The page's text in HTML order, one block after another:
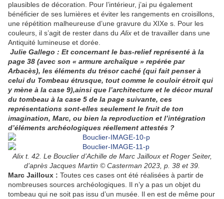
plausibles de décoration. Pour l’intérieur, j’ai pu également
bénéficier de ses lumières et éviter les rangements en croisillons,
une répétition malheureuse d’une gravure du XIXe s. Pour les
couleurs, il s’agit de rester dans du Alix et de travailler dans une
Antiquité lumineuse et dorée.
Julie Gallego : Et concernant le bas-relief représenté à la
page 38 (avec son « armure archaïque » repérée par
Arbacès), les éléments du trésor caché (qui fait penser à
celui du Tombeau étrusque, tout comme le couloir étroit qui
y mène à la case 9),ainsi que l’architecture et le décor mural
du tombeau à la case 5 de la page suivante, ces
représentations sont-elles seulement le fruit de ton
imagination, Marc, ou bien la reproduction et l’intégration
d’éléments archéologiques réellement attestés ?
Alix t. 42. Le Bouclier d’Achille de Marc Jailloux et Roger Seiter,
d’après Jacques Martin © Casterman 2023, p. 38 et 39.
Marc Jailloux : Toutes ces cases ont été réalisées à partir de
nombreuses sources archéologiques. Il n’y a pas un objet du
tombeau qui ne soit pas issu d’un musée. Il en est de même pour